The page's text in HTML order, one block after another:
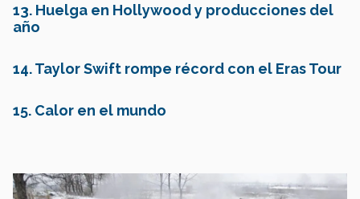
13. Huelga en Hollywood y producciones del
año
14. Taylor Swift rompe récord con el Eras Tour
15. Calor en el mundo